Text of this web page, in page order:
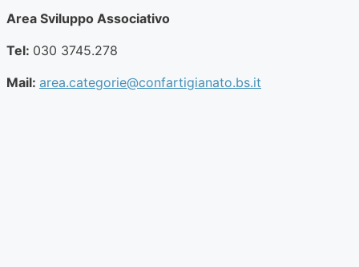
Area Sviluppo Associativo
Tel: 030 3745.278
Mail: area.categorie@confartigianato.bs.it